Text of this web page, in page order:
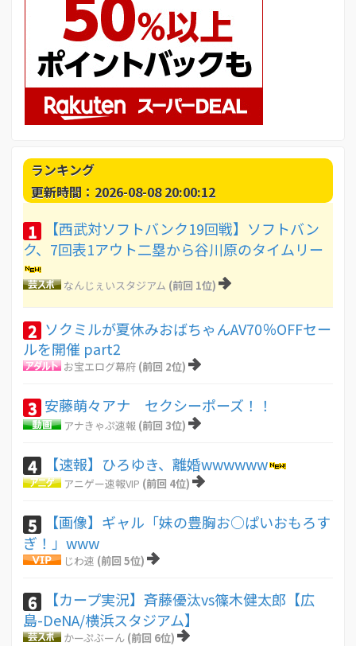
ランキング
更新時間：2026-08-08 20:00:12
1
【西武対ソフトバンク19回戦】ソフトバン
ク、7回表1アウト二塁から谷川原のタイムリー
なんじぇいスタジアム (前回 1位)
2 ソクミルが夏休みおばちゃんAV70％OFFセー
ルを開催 part2
お宝エログ幕府 (前回 2位)
3 安藤萌々アナ セクシーポーズ！！
アナきゃぷ速報 (前回 3位)
4 【速報】ひろゆき、離婚wwwwww
アニゲー速報VIP (前回 4位)
5
【画像】ギャル「妹の豊胸お○ぱいおもろす
ぎ！」www
じわ速 (前回 5位)
6
【カープ実況】斉藤優汰vs篠木健太郎【広
島-DeNA/横浜スタジアム】
かーぷぶーん (前回 6位)